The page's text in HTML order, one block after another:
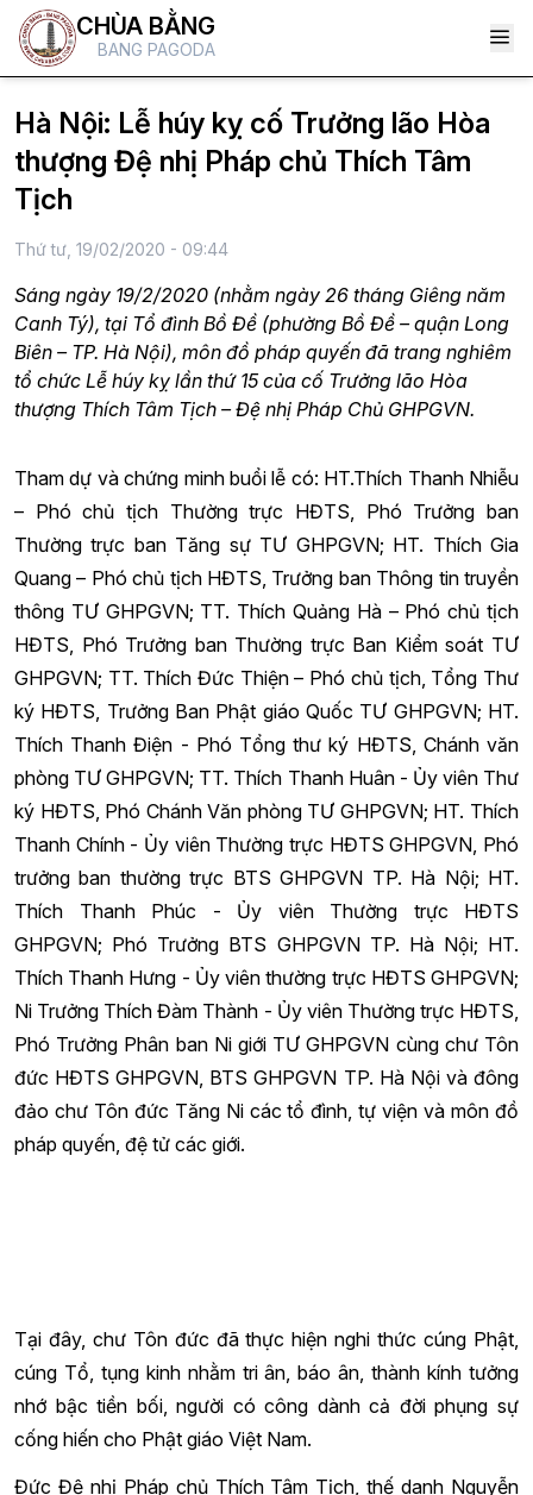
CHÙA BẰNG
BANG PAGODA
Hà Nội: Lễ húy kỵ cố Trưởng lão Hòa
thượng Đệ nhị Pháp chủ Thích Tâm
Tịch
Thứ tư, 19/02/2020 - 09:44
Sáng ngày 19/2/2020 (nhằm ngày 26 tháng Giêng năm
Canh Tý), tại Tổ đình Bồ Đề (phường Bồ Đề – quận Long
Biên – TP. Hà Nội), môn đồ pháp quyến đã trang nghiêm
tổ chức Lễ húy kỵ lần thứ 15 của cố Trưởng lão Hòa
thượng Thích Tâm Tịch – Đệ nhị Pháp Chủ GHPGVN.
Tham dự và chứng minh buổi lễ có: HT.Thích Thanh Nhiễu
– Phó chủ tịch Thường trực HĐTS, Phó Trưởng ban
Thường trực ban Tăng sự TƯ GHPGVN; HT. Thích Gia
Quang – Phó chủ tịch HĐTS, Trưởng ban Thông tin truyền
thông TƯ GHPGVN; TT. Thích Quảng Hà – Phó chủ tịch
HĐTS, Phó Trưởng ban Thường trực Ban Kiểm soát TƯ
GHPGVN; TT. Thích Đức Thiện – Phó chủ tịch, Tổng Thư
ký HĐTS, Trưởng Ban Phật giáo Quốc TƯ GHPGVN; HT.
Thích Thanh Điện - Phó Tổng thư ký HĐTS, Chánh văn
phòng TƯ GHPGVN; TT. Thích Thanh Huân - Ủy viên Thư
ký HĐTS, Phó Chánh Văn phòng TƯ GHPGVN; HT. Thích
Thanh Chính - Ủy viên Thường trực HĐTS GHPGVN, Phó
trưởng ban thường trực BTS GHPGVN TP. Hà Nội; HT.
Thích Thanh Phúc - Ủy viên Thường trực HĐTS
GHPGVN; Phó Trưởng BTS GHPGVN TP. Hà Nội; HT.
Thích Thanh Hưng - Ủy viên thường trực HĐTS GHPGVN;
Ni Trưởng Thích Đàm Thành - Ủy viên Thường trực HĐTS,
Phó Trưởng Phân ban Ni giới TƯ GHPGVN cùng chư Tôn
đức HĐTS GHPGVN, BTS GHPGVN TP. Hà Nội và đông
đảo chư Tôn đức Tăng Ni các tổ đình, tự viện và môn đồ
pháp quyến, đệ tử các giới.
Tại đây, chư Tôn đức đã thực hiện nghi thức cúng Phật,
cúng Tổ, tụng kinh nhằm tri ân, báo ân, thành kính tưởng
nhớ bậc tiền bối, người có công dành cả đời phụng sự
cống hiến cho Phật giáo Việt Nam.
Đức Đệ nhị Pháp chủ Thích Tâm Tịch, thế danh Nguyễn